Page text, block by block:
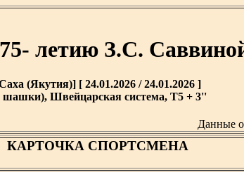
летию З.С.
(Якутия)] [ 24.01.2026 / 24.01.2026 ]
шашки), Швейцарская система, T5 + 3''
Данные
КАРТОЧКА СПОРТСМЕНА